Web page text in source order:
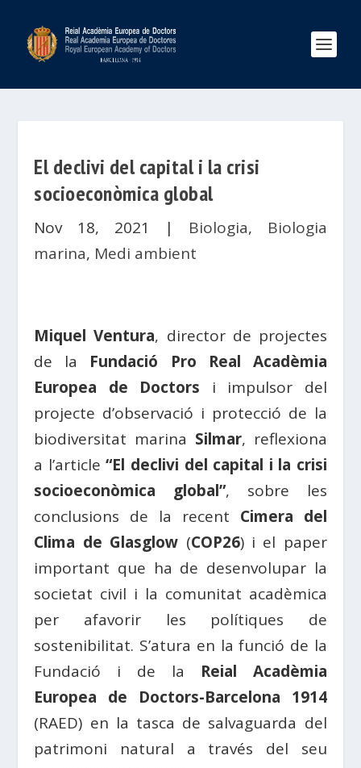
El declivi del capital i la crisi
socioeconòmica global
Nov 18, 2021 | Biologia, Biologia
marina, Medi ambient
Miquel Ventura, director de projectes
de la Fundació Pro Real Acadèmia
Europea de Doctors i impulsor del
projecte d’observació i protecció de la
biodiversitat marina Silmar, reflexiona
a l’article“El declivi del capital i la crisi
socioeconòmica global”, sobre les
conclusions de la recent Cimera del
Clima de Glasglow (COP26) i el paper
important que ha de desenvolupar la
societat civil i la comunitat acadèmica
per afavorir les polítiques de
sostenibilitat. S’atura en la funció de la
Fundació i de la Reial Acadèmia
Europea de Doctors-Barcelona 1914
(RAED) en la tasca de salvaguarda del
patrimoni natural a través del seu